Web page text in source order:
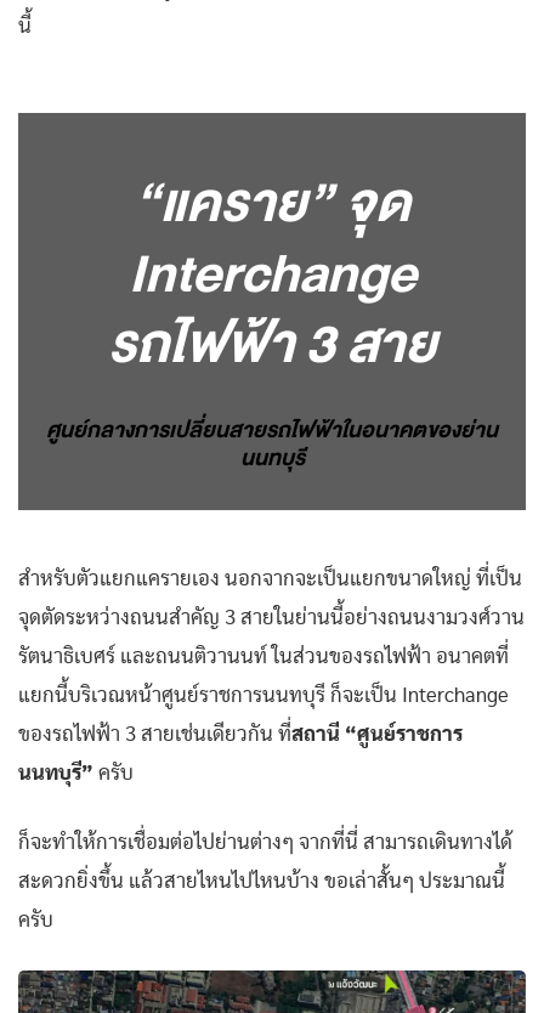
นี้
“แคราย” จุด
Interchange
รถไฟฟ้า 3 สาย
ศูนย์กลางการเปลี่ยนสายรถไฟฟ้าในอนาคตของย่าน
นนทบุรี
สำหรับตัวแยกแครายเอง นอกจากจะเป็นแยกขนาดใหญ่ ที่เป็น
จุดตัดระหว่างถนนสำคัญ 3 สายในย่านนี้อย่างถนนงามวงศ์วาน
รัตนาธิเบศร์ และถนนติวานนท์ ในส่วนของรถไฟฟ้า อนาคตที่
แยกนี้บริเวณหน้าศูนย์ราชการนนทบุรี ก็จะเป็น Interchange
ของรถไฟฟ้า 3 สายเช่นเดียวกัน ที่สถานี “ศูนย์ราชการ
นนทบุรี” ครับ
ก็จะทำให้การเชื่อมต่อไปย่านต่างๆ จากที่นี่ สามารถเดินทางได้
สะดวกยิ่งขึ้น แล้วสายไหนไปไหนบ้าง ขอเล่าสั้นๆ ประมาณนี้
ครับ